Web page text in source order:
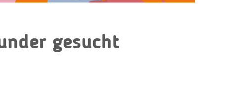
gesucht